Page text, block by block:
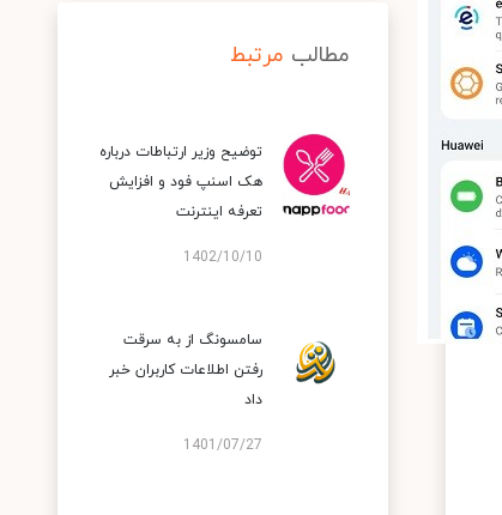
مطالب مرتبط
توضیح وزیر ارتباطات درباره
هک اسنپ‌ فود و افزایش
تعرفه اینترنت
1402/10/10
سامسونگ از به سرقت
رفتن اطلاعات کاربران خبر
داد
1401/07/27